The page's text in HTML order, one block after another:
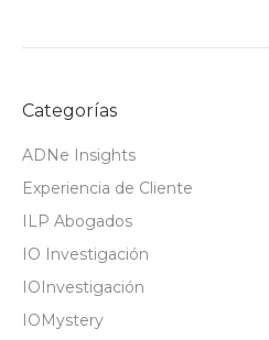
Categorías
ADNe Insights
Experiencia de Cliente
ILP Abogados
IO Investigación
IOInvestigación
IOMystery